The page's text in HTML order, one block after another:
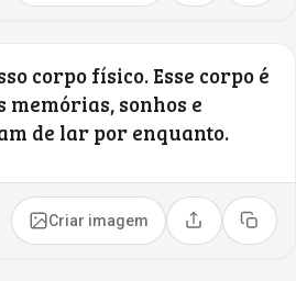
corpo físico. Esse corpo é
memórias, sonhos e
de lar por enquanto.
Criar imagem Compartilhar
Copiar